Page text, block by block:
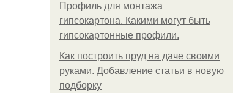
Профиль для монтажа
гипсокартона. Какими могут быть
гипсокартонные профили.
Как построить пруд на даче своими
руками. Добавление статьи в новую
подборку